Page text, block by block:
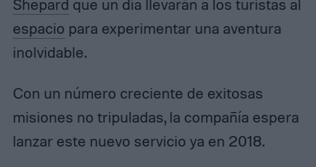
Shepard que un día llevarán a los turistas al
espacio para experimentar una aventura
inolvidable.
Con un número creciente de exitosas
misiones no tripuladas, la compañía espera
lanzar este nuevo servicio ya en 2018.